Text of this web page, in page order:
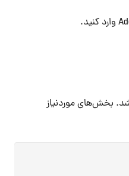
بخش‌های موردنیاز